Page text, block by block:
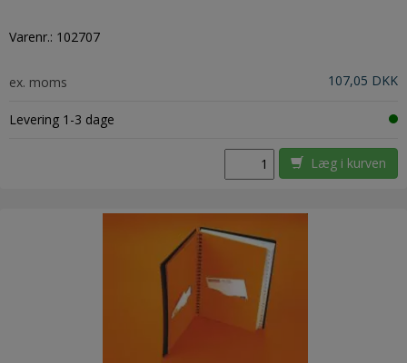
Varenr.: 102707
ex. moms 107,05 DKK
Levering 1-3 dage
Læg i kurven